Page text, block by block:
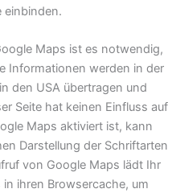
einbinden.
Maps ist es notwendig,
Informationen werden in der
den USA übertragen und
Seite hat keinen Einfluss auf
Maps aktiviert ist, kann
Darstellung der Schriftarten
von Google Maps lädt Ihr
ihren Browsercache, um